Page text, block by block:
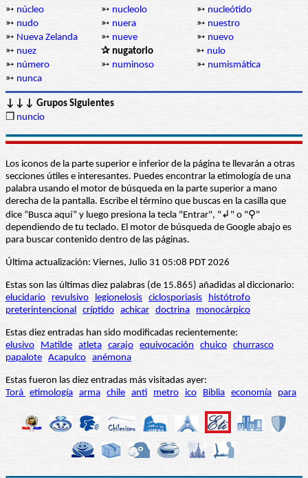
➳ núcleo ➳ nucleolo ➳ nucleótido
➳ nudo ➳ nuera ➳ nuestro
➳ Nueva Zelanda ➳ nueve ➳ nuevo
➳ nuez ✰ nugatorio ➳ nulo
➳ número ➳ numinoso ➳ numismática
➳ nunca
↓↓↓ Grupos Siguientes
❒ nuncio
Los iconos de la parte superior e inferior de la página te llevarán a otras
secciones útiles e interesantes. Puedes encontrar la etimología de una
palabra usando el motor de búsqueda en la parte superior a mano
derecha de la pantalla. Escribe el término que buscas en la casilla que
dice “Busca aquí” y luego presiona la tecla "Entrar", "↲" o "⚲"
dependiendo de tu teclado. El motor de búsqueda de Google abajo es
para buscar contenido dentro de las páginas.
Última actualización: Viernes, Julio 31 05:08 PDT 2026
Estas son las últimas diez palabras (de 15.865) añadidas al diccionario:
elucidario
revulsivo legionelosis ciclosporiasis
histótrofo
preterintencional críptido achicar doctrina monocárpico
Estas diez entradas han sido modificadas recientemente:
elusivo
Matilde atleta carajo equivocación chuico churrasco
papalote Acapulco anémona
Estas fueron las diez entradas más visitadas ayer:
Torá etimología arma chile anti metro ico Biblia economía para